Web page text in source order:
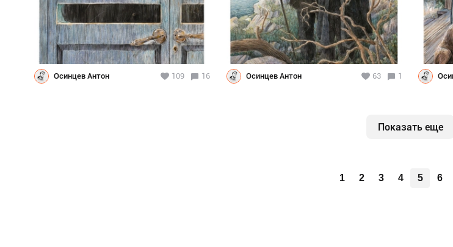
Осинцев Антон 109 16 Осинцев Антон 63 1
Показать еще
1 2 3 4 5 6